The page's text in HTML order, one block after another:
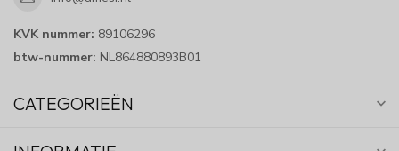
KVK nummer: 89106296
btw-nummer: NL864880893B01
CATEGORIEËN